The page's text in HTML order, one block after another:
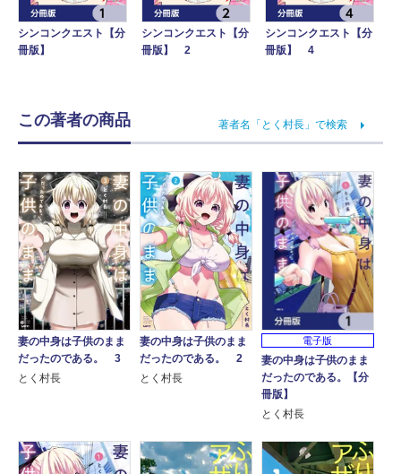
シンコンクエスト【分
冊版】
シンコンクエスト【分
冊版】 2
シンコンクエスト【分
冊版】 4
この著者の商品 著者名「とく村長」で検索
妻の中身は子供のまま
だったのである。 3
とく村長
妻の中身は子供のまま
だったのである。 2
とく村長
電子版
妻の中身は子供のまま
だったのである。【分
冊版】
とく村長